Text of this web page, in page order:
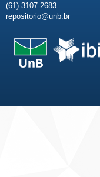
(61) 3107-2683
repositorio@unb.br